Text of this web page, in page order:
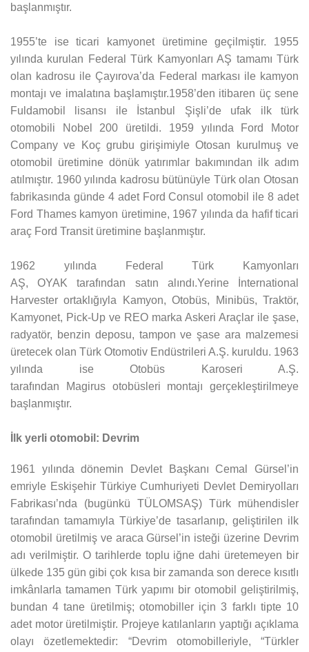
başlanmıştır.
1955’te ise ticari kamyonet üretimine geçilmiştir. 1955
yılında kurulan Federal Türk Kamyonları AŞ tamamı Türk
olan kadrosu ile Çayırova’da Federal markası ile kamyon
montajı ve imalatına başlamıştır.1958’den itibaren üç sene
Fuldamobil lisansı ile İstanbul Şişli’de ufak ilk türk
otomobili Nobel 200 üretildi. 1959 yılında Ford Motor
Company ve Koç grubu girişimiyle Otosan kurulmuş ve
otomobil üretimine dönük yatırımlar bakımından ilk adım
atılmıştır. 1960 yılında kadrosu bütünüyle Türk olan Otosan
fabrikasında günde 4 adet Ford Consul otomobil ile 8 adet
Ford Thames kamyon üretimine, 1967 yılında da hafif ticari
araç Ford Transit üretimine başlanmıştır.
1962 yılında Federal Türk Kamyonları
AŞ, OYAK tarafından satın alındı.Yerine İnternational
Harvester ortaklığıyla Kamyon, Otobüs, Minibüs, Traktör,
Kamyonet, Pick-Up ve REO marka Askeri Araçlar ile şase,
radyatör, benzin deposu, tampon ve şase ara malzemesi
üretecek olan Türk Otomotiv Endüstrileri A.Ş. kuruldu. 1963
yılında ise Otobüs Karoseri A.Ş.
tarafından Magirus otobüsleri montajı gerçekleştirilmeye
başlanmıştır.
İlk yerli otomobil: Devrim
1961 yılında dönemin Devlet Başkanı Cemal Gürsel’in
emriyle Eskişehir Türkiye Cumhuriyeti Devlet Demiryolları
Fabrikası’nda (bugünkü TÜLOMSAŞ) Türk mühendisler
tarafından tamamıyla Türkiye’de tasarlanıp, geliştirilen ilk
otomobil üretilmiş ve araca Gürsel’in isteği üzerine Devrim
adı verilmiştir. O tarihlerde toplu iğne dahi üretemeyen bir
ülkede 135 gün gibi çok kısa bir zamanda son derece kısıtlı
imkânlarla tamamen Türk yapımı bir otomobil geliştirilmiş,
bundan 4 tane üretilmiş; otomobiller için 3 farklı tipte 10
adet motor üretilmiştir. Projeye katılanların yaptığı açıklama
olayı özetlemektedir: “Devrim otomobilleriyle, “Türkler